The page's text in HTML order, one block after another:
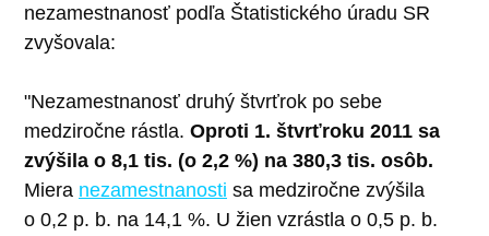
nezamestnanosť podľa Štatistického úradu SR
zvyšovala:
"Nezamestnanosť druhý štvrťrok po sebe
medziročne rástla. Oproti 1. štvrťroku 2011 sa
zvýšila o 8,1 tis. (o 2,2 %) na 380,3 tis. osôb.
Miera nezamestnanosti sa medziročne zvýšila
o 0,2 p. b. na 14,1 %. U žien vzrástla o 0,5 p. b.